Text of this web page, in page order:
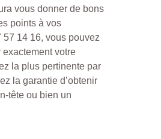
vous donner de bons
points à vos
14 16, vous pouvez
votre
la plus pertinente par
la garantie d’obtenir
tête ou bien un